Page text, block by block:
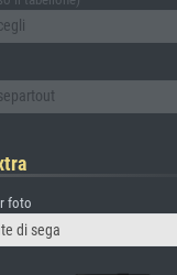
foto
di sega